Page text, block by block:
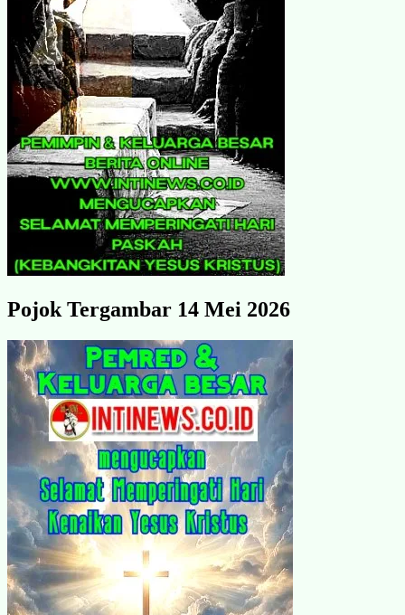
Pojok Tergambar 14 Mei 2026